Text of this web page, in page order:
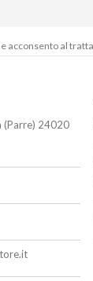
e acconsento al
(Parre) 24020